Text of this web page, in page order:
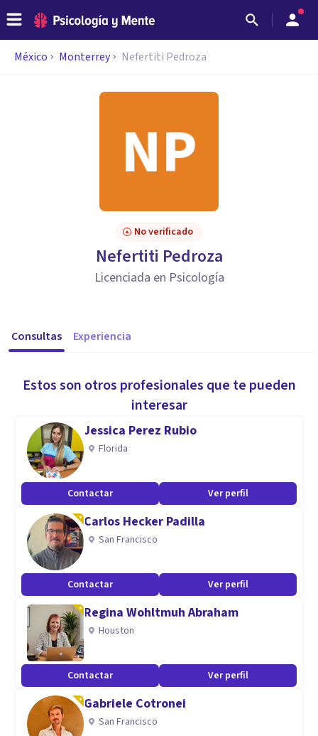
México Monterrey Nefertiti Pedroza
No verificado
Nefertiti Pedroza
Licenciada en Psicología
Consultas Experiencia
Estos son otros profesionales que te pueden
interesar
Jessica Perez Rubio
Florida
Contactar Ver perfil
Carlos Hecker Padilla
San Francisco
Contactar Ver perfil
Regina Wohltmuh Abraham
Houston
Contactar Ver perfil
Gabriele Cotronei
San Francisco